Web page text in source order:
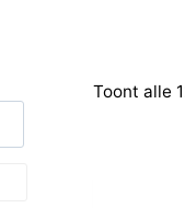
Toont alle